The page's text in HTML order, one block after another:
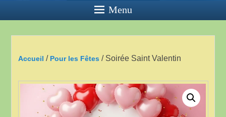
Menu
Accueil / Pour les Fêtes/ Soirée Saint Valentin